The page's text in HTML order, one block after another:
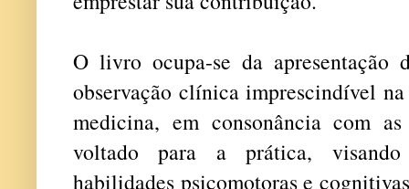
O livro ocupa-se da apresentação
observação clínica imprescindível
medicina, em consonância com
voltado para a prática, visando
habilidades psicomotoras e